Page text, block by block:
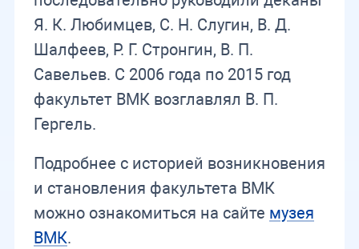
Я. К. Любимцев, С. Н. Слугин, В. Д.
Шалфеев, Р. Г. Стронгин, В. П.
Савельев. С 2006 года по 2015 год
факультет ВМК возглавлял В. П.
Гергель.
Подробнее с историей возникновения
и становления факультета ВМК
можно ознакомиться на сайте музея
ВМК.